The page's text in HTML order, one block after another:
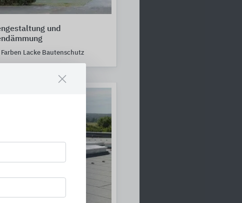
und
Farben Lacke Bautenschutz